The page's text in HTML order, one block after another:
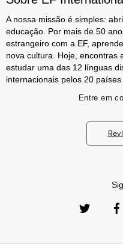
A nossa missão é simples:
educação. Por mais de 50
estrangeiro com a EF,
nova cultura. Hoje, encontras
estudar uma das 12 línguas
internacionais pelos 20 países
Entre em